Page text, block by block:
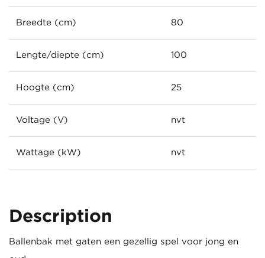
Breedte (cm) 80
Lengte/diepte (cm) 100
Hoogte (cm) 25
Voltage (V) nvt
Wattage (kW) nvt
Description
Ballenbak met gaten een gezellig spel voor jong en